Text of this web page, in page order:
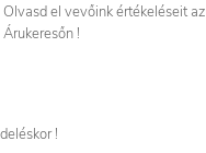
Olvasd el vevőink értékeléseit az
Árukeresőn !
!